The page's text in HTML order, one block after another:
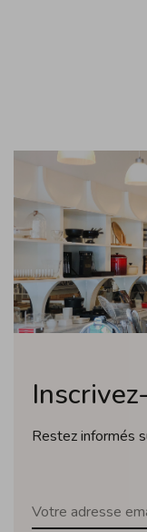
Restez informés